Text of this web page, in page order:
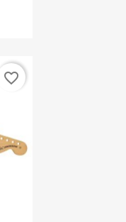
favorite_border